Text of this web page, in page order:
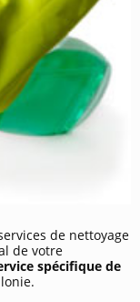
de nettoyage
de votre
spécifique de